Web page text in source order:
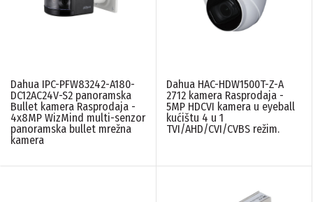
Dahua IPC-PFW83242-A180-
DC12AC24V-S2 panoramska
Bullet kamera Rasprodaja -
4x8MP WizMind multi-senzor
panoramska bullet mrežna
kamera
Dahua HAC-HDW1500T-Z-A
2712 kamera Rasprodaja -
5MP HDCVI kamera u eyeball
kućištu 4 u 1
TVI/AHD/CVI/CVBS režim.